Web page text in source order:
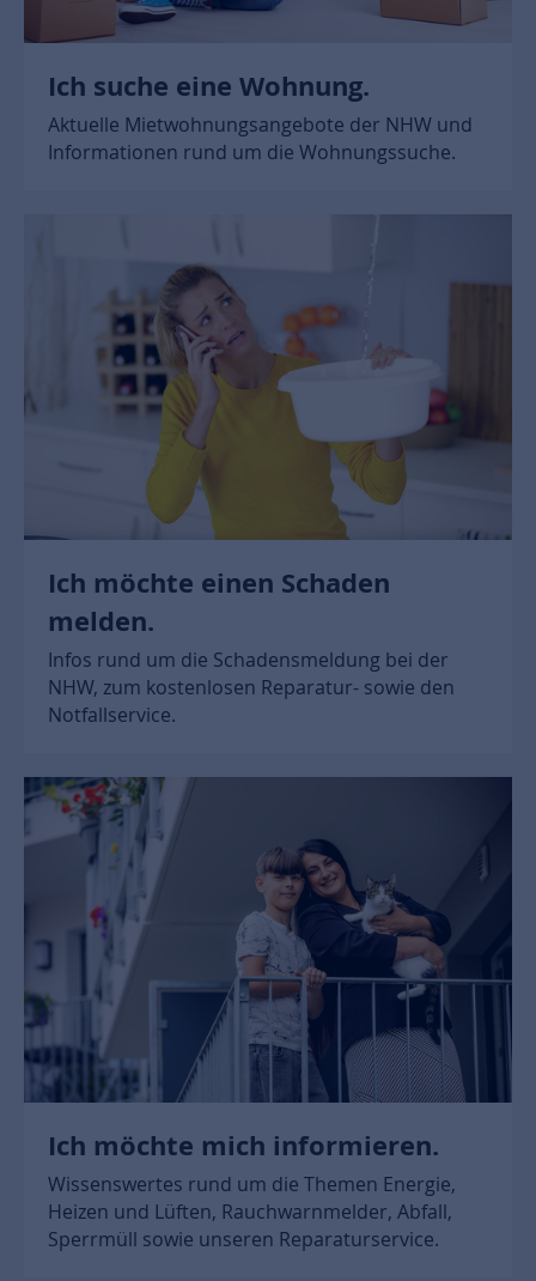
Ich suche eine Wohnung.
Aktuelle Mietwohnungsangebote der NHW und
Informationen rund um die Wohnungssuche.
Ich möchte einen Schaden
melden.
Infos rund um die Schadensmeldung bei der
NHW, zum kostenlosen Reparatur- sowie den
Notfallservice.
Ich möchte mich informieren.
Wissenswertes rund um die Themen Energie,
Heizen und Lüften, Rauchwarnmelder, Abfall,
Sperrmüll sowie unseren Reparaturservice.